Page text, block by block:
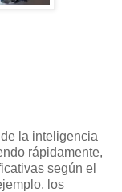
la inteligencia
rápidamente,
según el
los